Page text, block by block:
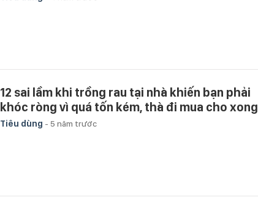
12 sai lầm khi trồng rau tại nhà khiến bạn phải
khóc ròng vì quá tốn kém, thà đi mua cho xong
Tiêu dùng - 5 năm trước